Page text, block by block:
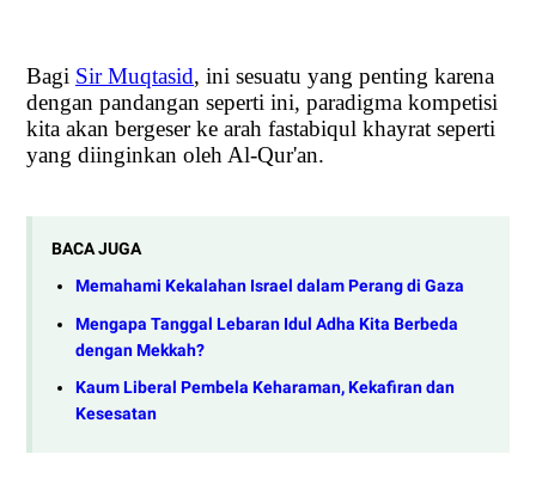
Bagi Sir Muqtasid, ini sesuatu yang penting karena
dengan pandangan seperti ini, paradigma kompetisi
kita akan bergeser ke arah fastabiqul khayrat seperti
yang diinginkan oleh Al-Qur'an.
BACA JUGA
Memahami Kekalahan Israel dalam Perang di Gaza
Mengapa Tanggal Lebaran Idul Adha Kita Berbeda
dengan Mekkah?
Kaum Liberal Pembela Keharaman, Kekafiran dan
Kesesatan